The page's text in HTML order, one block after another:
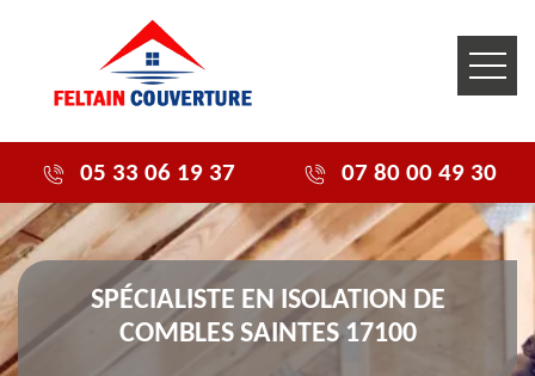
05 33 06 19 37 07 80 00 49 30
SPÉCIALISTE EN ISOLATION DE
COMBLES SAINTES 17100